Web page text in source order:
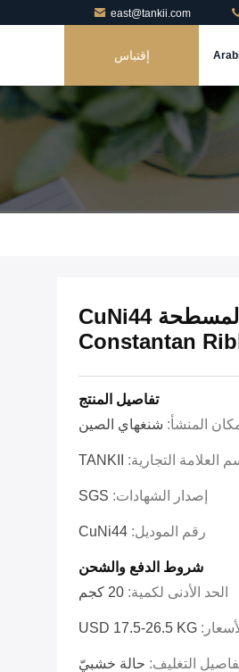
east@tankii.com
إقتباس
0.26x3.0mm CuNi40 Constantan الأسلاك المسطحة CuNi44
Constantan
تفاصيل المنتج
المنشأ: شنغهاي الصين
العلامة التجارية: TANKII
إصدار الشهادات: SGS
رقم الموديل: CuNi44
شروط الدفع والشحن
الحد الأدنى لكمية: 20 كجم
USD 17.5-26.5 KG
التغليف: حالة خشبيّ